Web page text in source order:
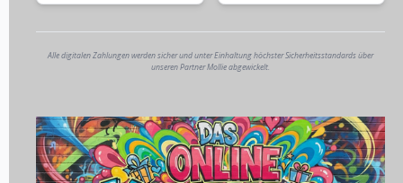
Alle digitalen Zahlungen werden sicher und unter Einhaltung höchster Sicherheitsstandards über
unseren Partner Mollie abgewickelt.